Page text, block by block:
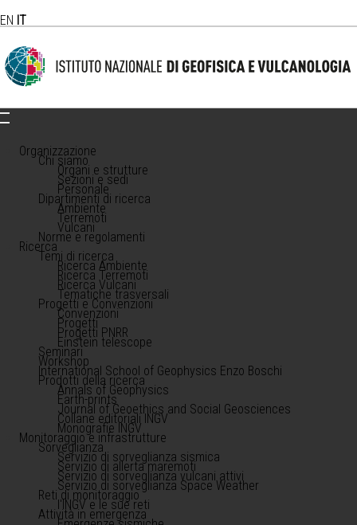
EN IT
Organizzazione
Chi siamo
Organi e strutture
Sezioni e sedi
Personale
Dipartimenti di ricerca
Ambiente
Terremoti
Vulcani
Norme e regolamenti
Ricerca
Temi di ricerca
Ricerca Ambiente
Ricerca Terremoti
Ricerca Vulcani
Tematiche trasversali
Progetti e Convenzioni
Convenzioni
Progetti
Progetti PNRR
Einstein telescope
Seminari
Workshop
International School of Geophysics Enzo Boschi
Prodotti della ricerca
Annals of Geophysics
Earth-prints
Journal of Geoethics and Social Geosciences
Collane editoriali INGV
Monografie INGV
Monitoraggio e infrastrutture
Sorveglianza
Servizio di sorveglianza sismica
Servizio di allerta maremoti
Servizio di sorveglianza vulcani attivi
Servizio di sorveglianza Space Weather
Reti di monitoraggio
l'INGV e le sue reti
Attività in emergenza